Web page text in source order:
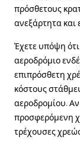
πρόσθετους
ανεξάρτητα και
Έχετε υπόψη
αεροδρόμιο
επιπρόσθετη
κόστους
αεροδρομίου.
προσφερόμενη
τρέχουσες